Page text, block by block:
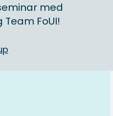
med
FoUI!